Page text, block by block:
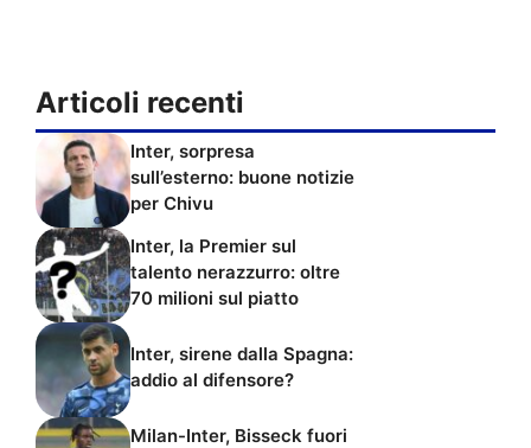
Articoli recenti
Inter, sorpresa
sull’esterno: buone notizie
per Chivu
Inter, la Premier sul
talento nerazzurro: oltre
70 milioni sul piatto
Inter, sirene dalla Spagna:
addio al difensore?
Milan-Inter, Bisseck fuori